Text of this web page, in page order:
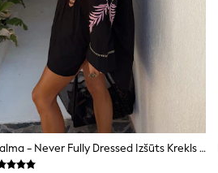
Melnā Palma - Never Fully Dressed Izšūts Krekls Ar Garām Piedurknēm